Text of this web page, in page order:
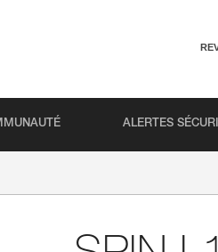
ALERTES